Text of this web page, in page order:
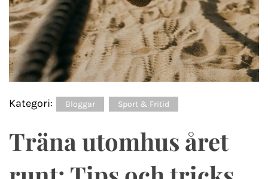
Kategori: Bloggar Sport & Fritid
Träna utomhus året